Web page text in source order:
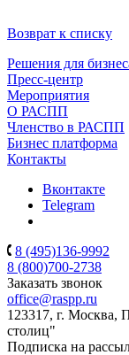
Возврат к списку
Решения для
Пресс-центр
Мероприятия
О РАСПП
Членство в РАСПП
Бизнес платформа
Контакты
Вконтакте
Telegram
8 (495)136-9992
8 (800)700-2738
Заказать звонок
office@raspp.ru
123317, г. Москва,
столиц"
Подписка на